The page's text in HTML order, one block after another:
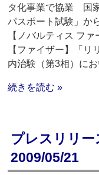
タ化事業で協業 国
パスポート試験」か
【ノバルティス フ
【ファイザー】「
内治験（第3相）に
続きを読む »
プレスリリ
2009/05/21